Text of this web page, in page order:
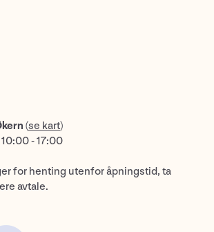
(se kart)
- 17:00
for henting utenfor åpningstid, ta
avtale.